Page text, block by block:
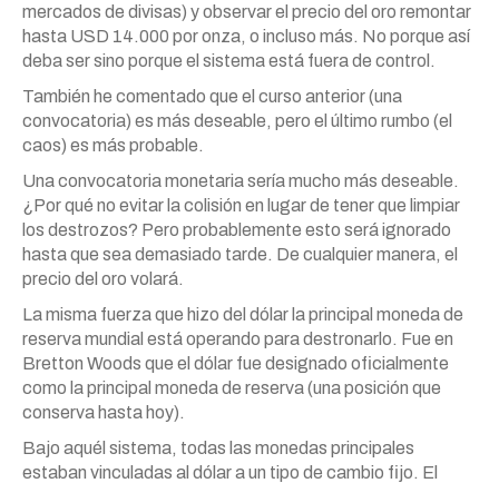
mercados de divisas) y observar el precio del oro remontar
hasta USD 14.000 por onza, o incluso más. No porque así
deba ser sino porque el sistema está fuera de control.
También he comentado que el curso anterior (una
convocatoria) es más deseable, pero el último rumbo (el
caos) es más probable.
Una convocatoria monetaria sería mucho más deseable.
¿Por qué no evitar la colisión en lugar de tener que limpiar
los destrozos? Pero probablemente esto será ignorado
hasta que sea demasiado tarde. De cualquier manera, el
precio del oro volará.
La misma fuerza que hizo del dólar la principal moneda de
reserva mundial está operando para destronarlo. Fue en
Bretton Woods que el dólar fue designado oficialmente
como la principal moneda de reserva (una posición que
conserva hasta hoy).
Bajo aquél sistema, todas las monedas principales
estaban vinculadas al dólar a un tipo de cambio fijo. El